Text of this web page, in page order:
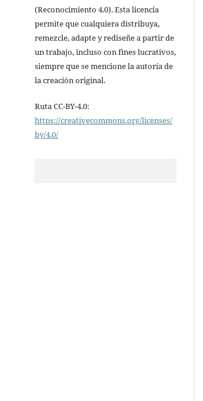
(Reconocimiento 4.0). Esta licencia
permite que cualquiera distribuya,
remezcle, adapte y rediseñe a partir de
un trabajo, incluso con fines lucrativos,
siempre que se mencione la autoría de
la creación original.
Ruta CC-BY-4.0:
https://creativecommons.org/licenses/
by/4.0/